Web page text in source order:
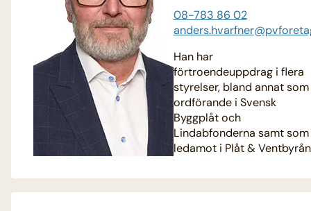
08-783 86 02
Han har
förtroendeuppdrag i flera
styrelser, bland annat som
ordförande i Svensk
Byggplåt och
Lindabfonderna samt som
ledamot i Plåt &